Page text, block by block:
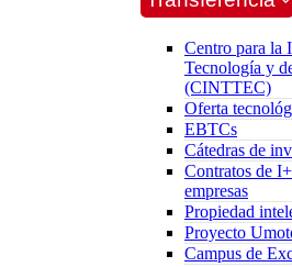
Centro para la
Tecnología y
(CINTTEC)
Oferta
EBTCs
Cátedras de
Contratos de
empresas
Propiedad
Proyecto
Campus de